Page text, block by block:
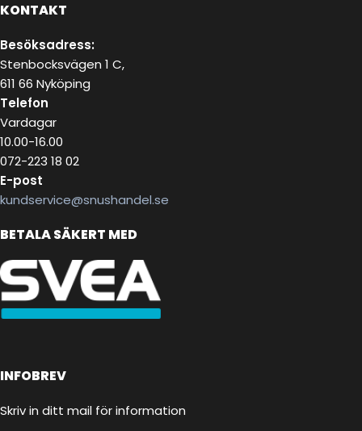
KONTAKT
Besöksadress:
Stenbocksvägen 1 C,
611 66 Nyköping
Telefon
Vardagar
10.00-16.00
072-223 18 02
E-post
kundservice@snushandel.se
BETALA SÄKERT MED
INFOBREV
Skriv in ditt mail för information